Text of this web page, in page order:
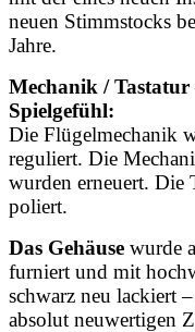
neuen Stimmstocks
Jahre.
Mechanik /
Spielgefühl:
Die Flügelmechanik
reguliert. Die
wurden erneuert. Die
poliert.
Das Gehäuse wurde
furniert und mit
schwarz neu lackiert
absolut neuwertigen